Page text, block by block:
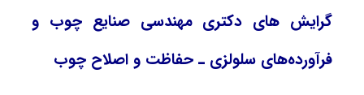
گرایش های دکتری مهندسی صنایع چوب و
فرآورده‌های سلولزی ـ حفاظت و اصلاح چوب